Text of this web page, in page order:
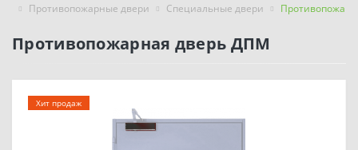
Противопожарные двери Специальные двери
Противопожарная дверь ДПМ
Хит продаж